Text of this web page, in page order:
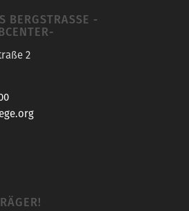
BERGSTRASSE -K
2